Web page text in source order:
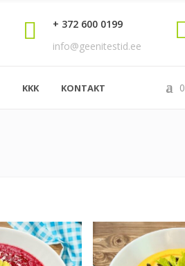
+ 372 600 0199
info@geenitestid.ee
KKK KONTAKT 0